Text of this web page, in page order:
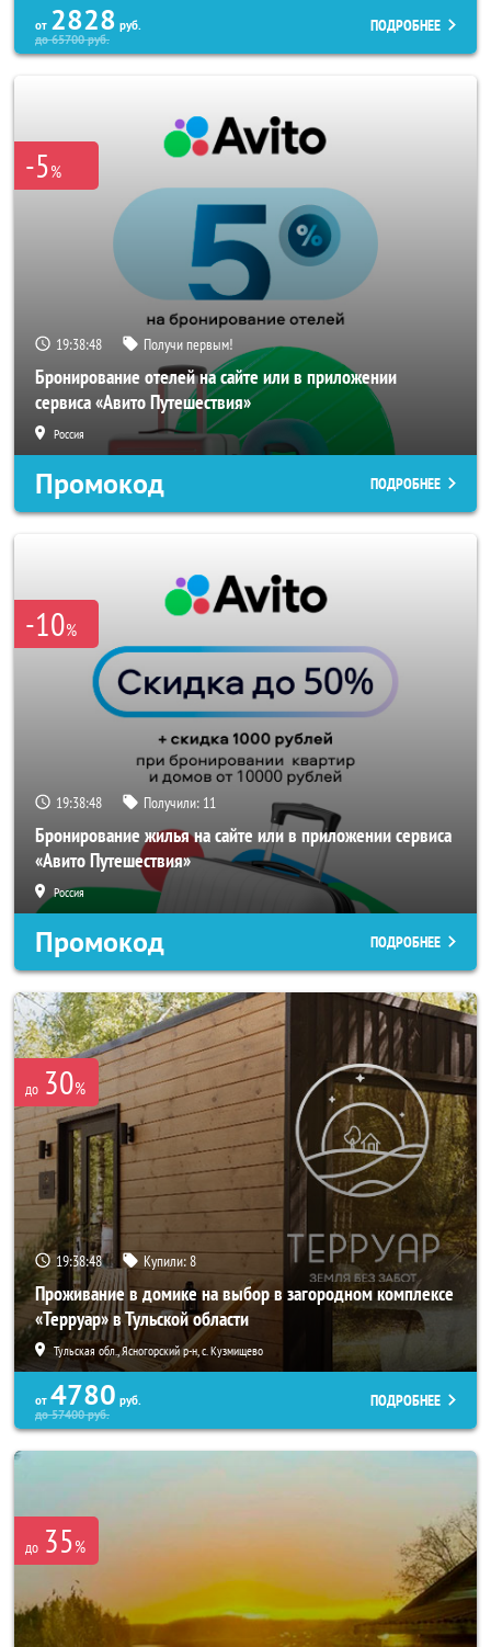
от 2828 руб.
до65700руб.
ПОДРОБНЕЕ
-5%
19:38:46 Получи первым!
Бронирование отелей на сайте или в приложении
сервиса «Авито Путешествия»
Россия
Промокод ПОДРОБНЕЕ
-10%
19:38:46 Получили: 11
Бронирование жилья на сайте или в приложении сервиса
«Авито Путешествия»
Россия
Промокод ПОДРОБНЕЕ
до 30%
19:38:46 Купили:8
Проживание в домике на выбор в загородном комплексе
«Терруар» в Тульской области
Тульская обл., Ясногорский р-н, с. Кузмищево
от 4780 руб.
до57400руб.
ПОДРОБНЕЕ
до 35%